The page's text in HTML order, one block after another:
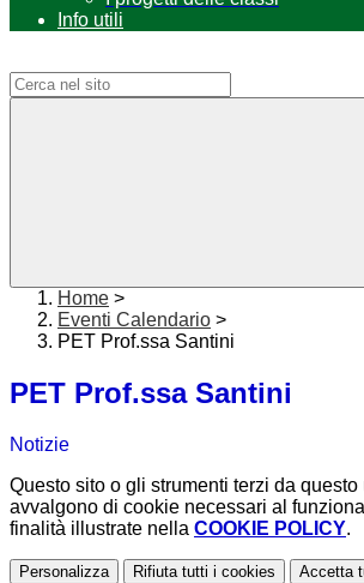
Info utili
Home >
Eventi Calendario >
PET Prof.ssa Santini
PET Prof.ssa Santini
Notizie
Questo sito o gli strumenti terzi da questo
avvalgono di cookie necessari al
finalità illustrate nella COOKIE POLICY.
Personalizza Rifiuta tutti i cookies Accetta